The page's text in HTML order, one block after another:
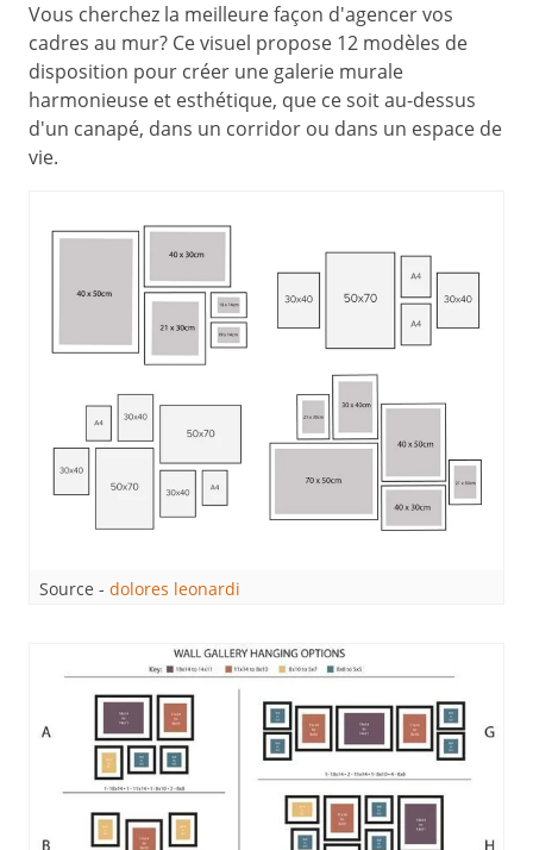
Vous cherchez la meilleure façon d'agencer vos
cadres au mur? Ce visuel propose 12 modèles de
disposition pour créer une galerie murale
harmonieuse et esthétique, que ce soit au-dessus
d'un canapé, dans un corridor ou dans un espace de
vie.
Source - dolores leonardi